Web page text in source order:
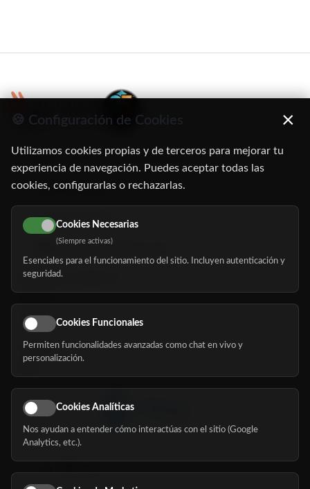
C/ Oruro, 11. 28016 Madrid
91 345 06 26
616 113 103
hola@mundomayor.com
Buscador de residencias
Eventos
Nosotros
Síguenos
🍪 Configuración de Cookies ×
Utilizamos cookies propias y de terceros para mejorar tu
experiencia de navegación. Puedes aceptar todas las
cookies, configurarlas o rechazarlas.
Cookies Necesarias
(Siempre activas)
Esenciales para el funcionamiento del sitio. Incluyen autenticación y
seguridad.
Cookies Funcionales
Permiten funcionalidades avanzadas como chat en vivo y
personalización.
Cookies Analíticas
Nos ayudan a entender cómo interactúas con el sitio (Google
Analytics, etc.).